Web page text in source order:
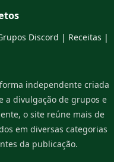
Discord | Receitas |
independente criada
a divulgação de grupos e
o site reúne mais de
em diversas categorias
da publicação.